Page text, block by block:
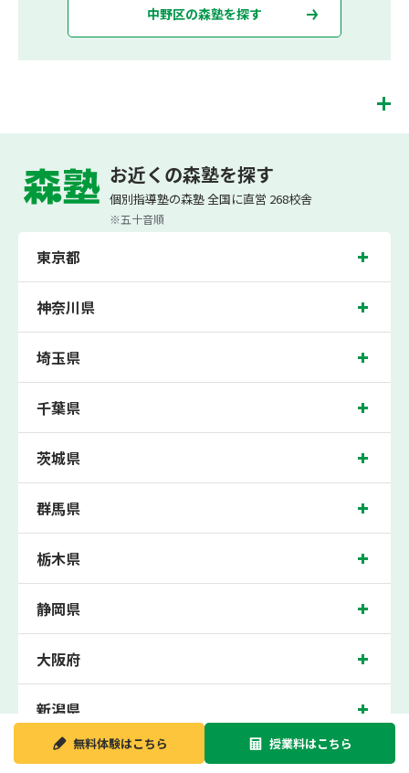
中野区の森塾を探す
数・英語・国語）[個別]とDOJO[集団]、中学生は5科目（数学・英語・国語・理
科・社会）、高校生は7科目（数学・英語・国語[古典・現代文]・理科[物理・化
学・生物・地学]・地理歴史・公民・小論文）を提供しています。
また、個別指導塾「森塾」では「成績保証制度」を提供しており、高校生の入塾後
満でご入塾の場合、受講科目が1科目で+20点以上。60点以上でご入塾の場合、そ
上がらなければ、3学期目の対象科目授業料を全額免除し、1学期間無料で指導させ
ていただきます。＊定期テストの一科目あたりの満点数が100点でない地域では、
100点満点に換算した場合の上記 記載点数相当の内容を保証させていただきます。
学校、中野第二中学校、明和中学校、中野第五中学校、中野東中学校の各中学校の
を実施。
中野近くの塾・個別指導塾。中野駅（東京都中野区中野）周辺の小学生・中学生・
高校生の成績アップの塾・個別指導塾なら「森塾 中野校」へ。
徒歩4分に位置する塾・個別指導塾です。中野校は、中野駅はもちろん、近隣の東
体験受付中です！
お近くの森塾を探す
個別指導塾の森塾 全国に直営 268校舎
※五十音順
東京都
神奈川県
埼玉県
千葉県
茨城県
群馬県
栃木県
静岡県
大阪府
新潟県
無料体験はこちら 授業料はこちら